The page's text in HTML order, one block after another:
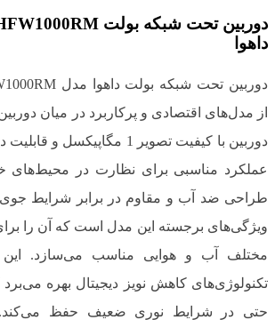
داهوا
از مدل‌های اقتصادی و پرکاربرد در میان
عملکرد مناسبی برای نظارت در محیط‌های
ویژگی‌های برجسته این مدل است که آن را
مختلف آب و هوایی مناسب می‌سازد. این
تکنولوژی‌های کاهش نویز دیجیتال بهره می‌برد
حتی در شرایط نوری ضعیف حفظ می‌کند.